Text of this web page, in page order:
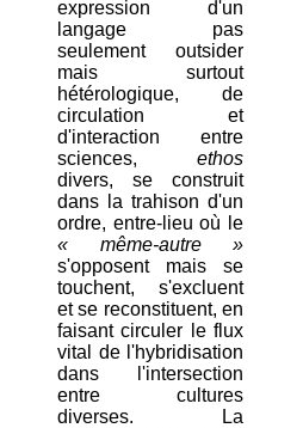
expression d'un
langage pas
seulement outsider
mais surtout
hétérologique, de
circulation et
d'interaction entre
sciences, ethos
divers, se construit
dans la trahison d'un
ordre, entre-lieu où le
« même-autre »
s'opposent mais se
touchent, s'excluent
et se reconstituent, en
faisant circuler le flux
vital de l'hybridisation
dans l'intersection
entre cultures
diverses. La